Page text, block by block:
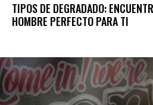
TIPOS DE DEGRADADO:
HOMBRE PERFECTO PARA TI